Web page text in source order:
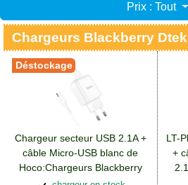
Prix : Tout
Chargeurs Blackberry
Chargeur secteur USB 2.1A +
câble Micro-USB blanc de
Hoco:Chargeurs Blackberry
DTEK50
Déstockage
LT-
+